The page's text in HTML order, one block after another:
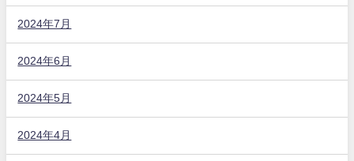
2024年7月
2024年6月
2024年5月
2024年4月